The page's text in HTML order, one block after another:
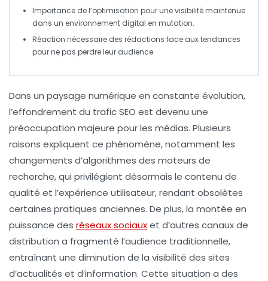
Importance de l’optimisation pour une visibilité maintenue
dans un environnement digital en mutation.
Réaction nécessaire des rédactions face aux tendances
pour ne pas perdre leur audience.
Dans un paysage numérique en constante évolution,
l’effondrement du trafic SEO est devenu une
préoccupation majeure pour les médias. Plusieurs
raisons expliquent ce phénomène, notamment les
changements d’algorithmes des moteurs de
recherche, qui privilégient désormais le contenu de
qualité et l’expérience utilisateur, rendant obsolètes
certaines pratiques anciennes. De plus, la montée en
puissance des réseaux sociauxet d’autres canaux de
distribution a fragmenté l’audience traditionnelle,
entraînant une diminution de la visibilité des sites
d’actualités et d’information. Cette situation a des